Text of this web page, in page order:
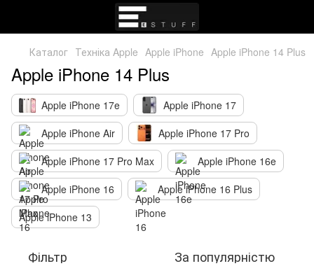
Каталог Техніка Apple Apple iPhone Apple iPhone 14 Plus
Apple iPhone 14 Plus
Apple iPhone 17e
Apple iPhone 17
Apple iPhone Air
Apple iPhone 17 Pro
Apple iPhone 17 Pro Max
Apple iPhone 16e
Apple iPhone 16
Apple iPhone 16 Plus
Apple iPhone 13
Фільтр За популярністю